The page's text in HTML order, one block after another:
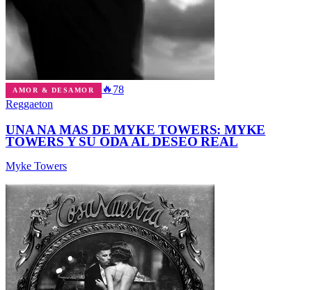
AMOR & DESAMOR 🔥 78
Reggaeton
UNA NA MAS DE MYKE TOWERS: MYKE
TOWERS Y SU ODA AL DESEO REAL
Myke Towers